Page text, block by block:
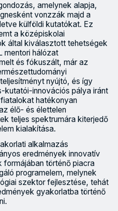
amelynek alapja,
vonzzák majd a
külföldi kutatókat. Ez
a középiskolai
által kiválasztott tehetségek
mentori hálózat
és fókuszált, már az
nyújtó, és így
kutatói-innovációs pálya iránt
hatékonyan
élő- és élettelen
teljes spektrumára kiterjedő
kialakítása.
alkalmazás
eredmények innovatív
történő piacra
programelem, melynek
szektor fejlesztése, tehát
gyakorlatba történő